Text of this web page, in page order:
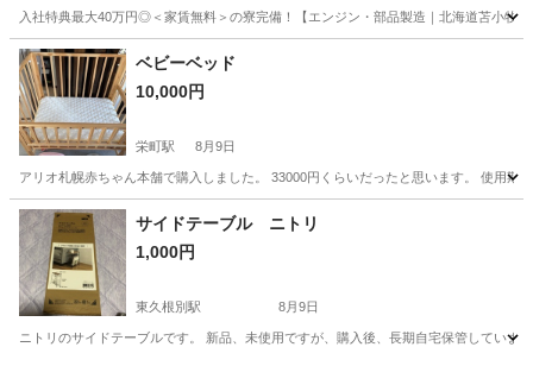
入社特典最大40万円◎＜家賃無料＞の寮完備！【エンジン・部品製造｜北海道苫小牧
北海道 苫小牧市 沼ノ端駅
ベビーベッド
10,000円
栄町駅 8月9日
アリオ札幌赤ちゃん本舗で購入しました。 33000円くらいだったと思います。 使用
北海道 札幌市 栄町駅 ベッド
サイドテーブル ニトリ
1,000円
東久根別駅 8月9日
ニトリのサイドテーブルです。 新品、未使用ですが、購入後、長期自宅保管していま